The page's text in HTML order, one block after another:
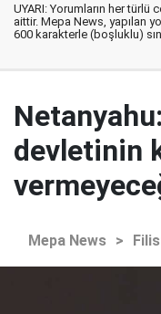
UYARI: Yorumların her
aittir. Mepa News, yapılan
600 karakterle (boşluklu)
devletinin
Mepa News >